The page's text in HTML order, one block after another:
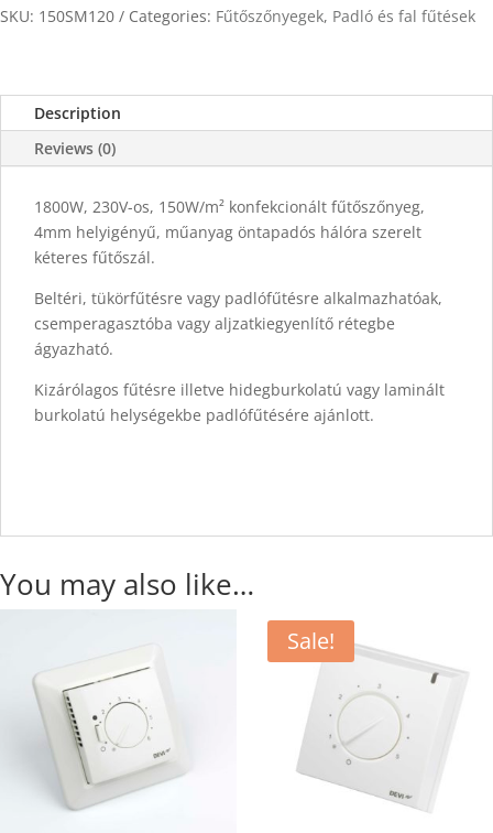
fűtőszőnyeg
SKU: 150SM120 Categories: Fűtőszőnyegek, Padló és fal fűtések
Description
Reviews (0)
1800W, 230V-os, 150W/m² konfekcionált fűtőszőnyeg,
4mm helyigényű, műanyag öntapadós hálóra szerelt
kéteres fűtőszál.
Beltéri, tükörfűtésre vagy padlófűtésre alkalmazhatóak,
csemperagasztóba vagy aljzatkiegyenlítő rétegbe
ágyazható.
Kizárólagos fűtésre illetve hidegburkolatú vagy laminált
burkolatú helységekbe padlófűtésére ajánlott.
You may also like…
Sale!